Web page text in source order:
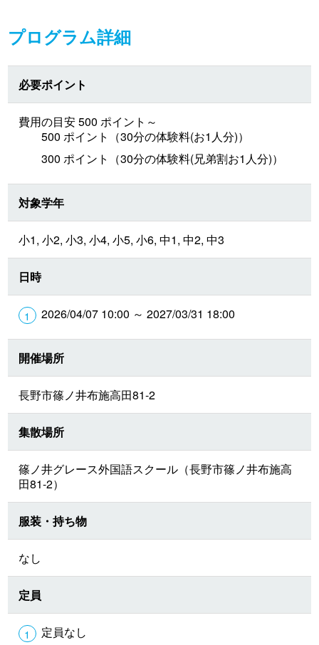
プログラム詳細
必要ポイント
費用の目安 500 ポイント～
500 ポイント（30分の体験料(お1人分)）
300 ポイント（30分の体験料(兄弟割お1人分)）
対象学年
小1, 小2, 小3, 小4, 小5, 小6, 中1, 中2, 中3
日時
2026/04/07 10:00 ～ 2027/03/31 18:00
開催場所
長野市篠ノ井布施高田81-2
集散場所
篠ノ井グレース外国語スクール（長野市篠ノ井布施高
田81-2）
服装・持ち物
なし
定員
定員なし